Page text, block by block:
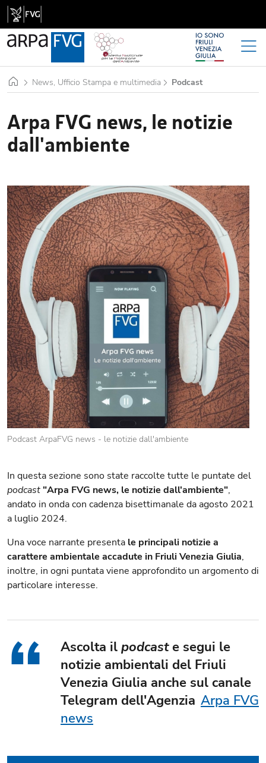
HomeNews, Ufficio Stampa e multimedia Podcast
Arpa FVG news, le notizie
dall'ambiente
Podcast ArpaFVG news - le notizie dall'ambiente
In questa sezione sono state raccolte tutte le puntate del
podcast"Arpa FVG news, le notizie dall'ambiente",
andato in onda con cadenza bisettimanale da agosto 2021
a luglio 2024.
Una voce narrante presenta le principali notizie a
carattere ambientale accadute in Friuli Venezia Giulia,
inoltre, in ogni puntata viene approfondito un argomento di
particolare interesse.
Ascolta il podcaste segui le
notizie ambientali del Friuli
Venezia Giulia anche sul canale
Telegram dell'Agenzia Arpa FVG
news